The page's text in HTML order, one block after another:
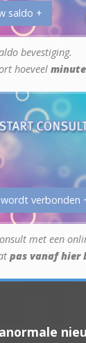
saldo +
bevestiging.
hoeveel
wordt verbonden
met een
pas vanaf hier